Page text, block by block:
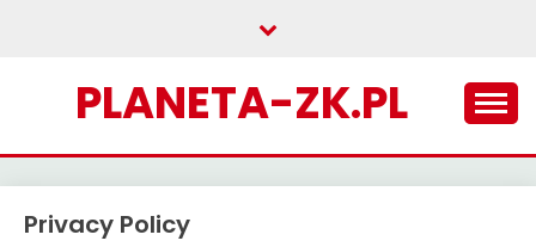
PLANETA-ZK.PL
Privacy Policy